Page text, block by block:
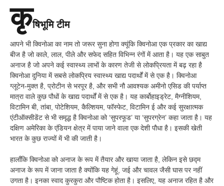
कृषिभूमि टीम
आपने भी क्विनोआ का नाम तो जरूर सुना होगा क्यूंकि क्विनोआ एक प्रकार का खाद्य
बीज है जो काले, लाल, पीले और सफेद सहित विभिन्न रंगों में आता है। यह एक साबुत
अनाज है जो अपने कई स्वास्थ्य लाभों के कारण तेजी से लोकप्रियता में बढ़ रहा है
क्विनोआ दुनिया में सबसे लोकप्रिय स्वास्थ्य खाद्य पदार्थों में से एक है। क्विनोआ
ग्लूटेन-मुक्त है, प्रोटीन से भरपूर है, और सभी नौ आवश्यक अमीनो एसिड की पर्याप्त
मात्रा वाले कुछ पौधों के खाद्य पदार्थों में से एक है। यह कार्बोहाइड्रेट, मैग्नीशियम,
विटामिन बी, तांबा, पोटेशियम, कैल्शियम, फॉस्फेट, विटामिन ई और कई सुरक्षात्मक
एंटीऑक्सीडेंट से भी समृद्ध है क्विनोआ को ‘सुपरफूड’ या ‘सुपरग्रेन’ कहा जाता है। यह
दक्षिण अमेरिका के एंडियन क्षेत्र में पाया जाने वाला एक देशी पौधा है। इसकी खेती
भारत के कुछ राज्यों में भी की जाती है।
हालाँकि क्विनोआ को अनाज के रूप में तैयार और खाया जाता है, लेकिन इसे छद्म
अनाज के रूप में जाना जाता है क्योंकि यह गेहूं, जई और चावल जैसी घास पर नहीं
उगता है। इनका स्वाद कुरकुरा और पौष्टिक होता है। इसलिए, यह अनाज रहित है और